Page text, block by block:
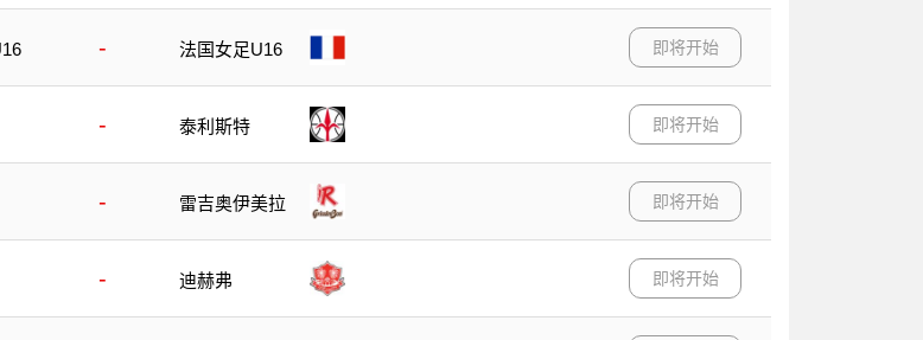
- 法国女足U16 即将开始
- 泰利斯特 即将开始
- 雷吉奥伊美拉 即将开始
- 迪赫弗 即将开始